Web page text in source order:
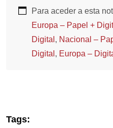
Para aceder a esta
Europa – Papel +
Digital , Nacional –
Digital , Europa –
Tags: